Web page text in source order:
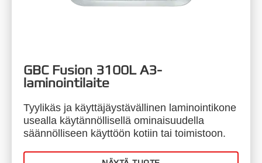
GBC Fusion 3100L A3-
laminointilaite
Tyylikäs ja käyttäjäystävällinen laminointikone
usealla käytännöllisellä ominaisuudella
säännölliseen käyttöön kotiin tai toimistoon.